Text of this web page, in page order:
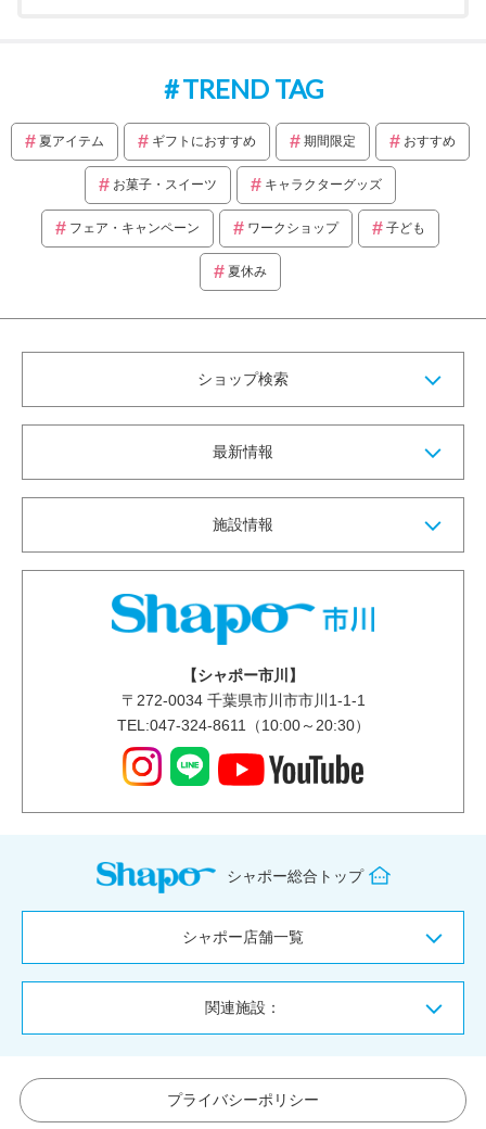
TREND TAG
夏アイテム ギフトにおすすめ 期間限定 おすすめ
お菓子・スイーツ キャラクターグッズ
フェア・キャンペーン ワークショップ 子ども
夏休み
ショップ検索
最新情報
施設情報
【シャポー市川】
〒 272-0034千葉県市川市市川1-1-1
TEL:047-324-8611（10:00～20:30）
シャポー総合トップ
シャポー店舗一覧
関連施設：
プライバシーポリシー